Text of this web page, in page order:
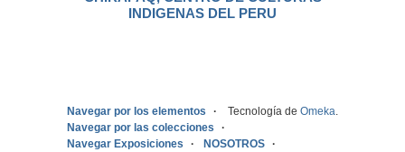
INDIGENAS DEL PERU
Navegar por los elementos
Navegar por las colecciones
Navegar Exposiciones
NOSOTROS
Tecnología de Omeka.